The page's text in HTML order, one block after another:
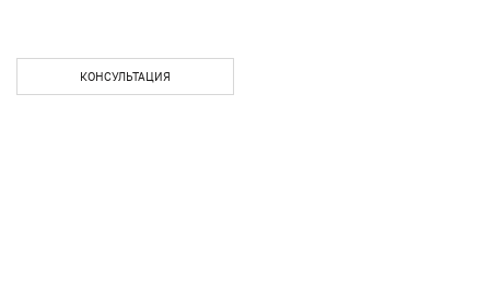
КОНСУЛЬТАЦИЯ